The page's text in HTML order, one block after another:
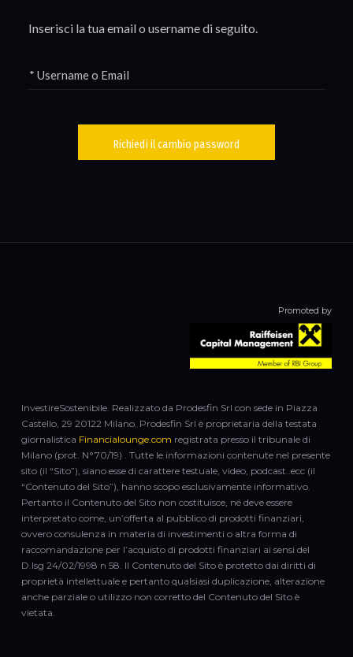
Inserisci la tua email o username di seguito.
* Username o Email
Richiedi il cambio password
Promoted by
InvestireSostenibile. Realizzato da Prodesfin Srl con sede in Piazza
Castello, 29 20122 Milano. Prodesfin Srl è proprietaria della testata
giornalistica Financialounge.com registrata presso il tribunale di
Milano (prot. N°70/19) . Tutte le informazioni contenute nel presente
sito (il “Sito”), siano esse di carattere testuale, video, podcast..ecc (il
“Contenuto del Sito”), hanno scopo esclusivamente informativo.
Pertanto il Contenuto del Sito non costituisce, né deve essere
interpretato come, un’offerta al pubblico di prodotti finanziari,
ovvero consulenza in materia di investimenti o altra forma di
raccomandazione per l’acquisto di prodotti finanziari ai sensi del
D.lsg 24/02/1998 n 58. Il Contenuto del Sito è protetto dai diritti di
proprietà intellettuale e pertanto qualsiasi duplicazione, alterazione
anche parziale o utilizzo non corretto del Contenuto del Sito è
vietata.